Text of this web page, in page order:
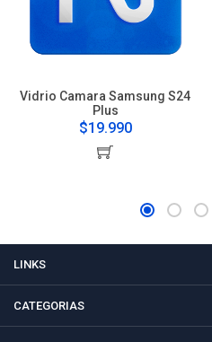
Vidrio Camara Samsung S24
Plus
$19.990
LINKS
CATEGORIAS